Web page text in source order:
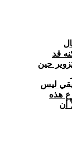
قد
حين
ليس
هذه
أن